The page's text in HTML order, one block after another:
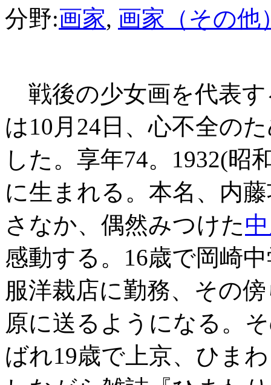
分野:画家, 画家（その他
戦後の少女画を代表
は10月24日、心不全の
した。享年74。1932(昭
に生まれる。本名、内
さなか、偶然みつけた
感動する。16歳で岡崎
服洋裁店に勤務、その
原に送るようになる。
ばれ19歳で上京、ひま